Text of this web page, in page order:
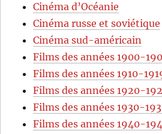
Cinéma d’Océanie
Cinéma russe et soviétique
Cinéma sud-américain
Films des années 1900-
Films des années 1910-
Films des années 1920-
Films des années 1930-
Films des années 1940-